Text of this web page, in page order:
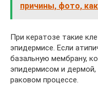
причины, фото,
При кератозе такие
эпидермисе. Если
базальную мембрану,
эпидермисом и
раковом процессе.